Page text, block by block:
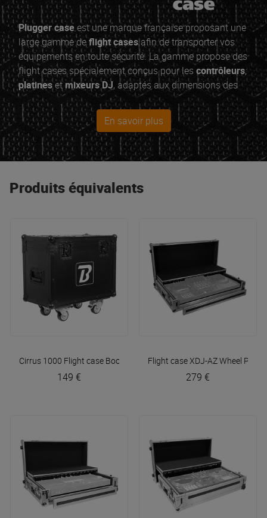
Plugger caseest une marque française proposant une
large gamme deflight casesafin de transporter vos
équipements en toute sécurité. La gamme propose des
flight cases spécialement conçus pour lescontrôleurs,
platineset mixeurs DJ, adaptés aux dimensions des
produits les plus utilisés comme ceux de la marque
PioneerouDenon par exemple. Sur les best sellers
vous aurez le choix entre la finition classique ou la
finition Elite en rouge et noir.
En savoir plus
Produits équivalents
Cirrus 1000 Flight case BoomTone DJ
149 €
Flight case XDJ-AZ Wheel
279 €